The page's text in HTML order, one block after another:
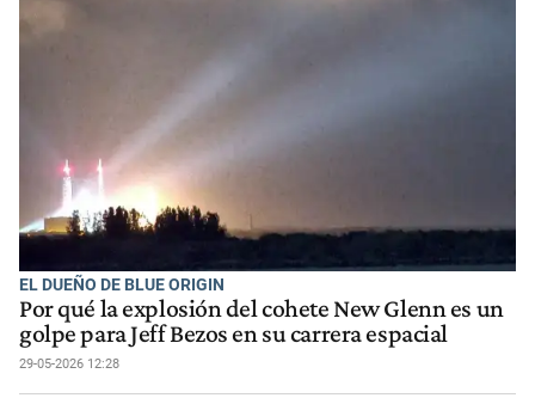
EL DUEÑO DE BLUE ORIGIN
Por qué la explosión del cohete New Glenn es un
golpe para Jeff Bezos en su carrera espacial
29-05-2026 12:28